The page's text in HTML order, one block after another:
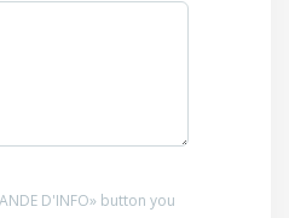
D'INFO» button you